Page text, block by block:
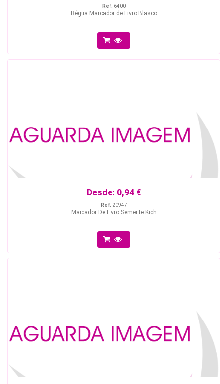
Ref. 6400
Régua Marcador de Livro Blasco
Desde: 0,94 €
Ref. 20947
Marcador De Livro Semente Kich